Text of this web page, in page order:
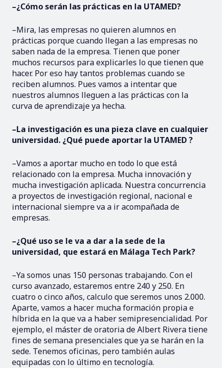
–¿Cómo serán las prácticas en la UTAMED?
–Mira, las empresas no quieren alumnos en
prácticas porque cuando llegan a las empresas no
saben nada de la empresa. Tienen que poner
muchos recursos para explicarles lo que tienen que
hacer. Por eso hay tantos problemas cuando se
reciben alumnos. Pues vamos a intentar que
nuestros alumnos lleguen a las prácticas con la
curva de aprendizaje ya hecha.
–La investigación es una pieza clave en cualquier
universidad. ¿Qué puede aportar la UTAMED ?
–Vamos a aportar mucho en todo lo que está
relacionado con la empresa. Mucha innovación y
mucha investigación aplicada. Nuestra concurrencia
a proyectos de investigación regional, nacional e
internacional siempre va a ir acompañada de
empresas.
–¿Qué uso se le va a dar a la sede de la
universidad, que estará en Málaga Tech Park?
–Ya somos unas 150 personas trabajando. Con el
curso avanzado, estaremos entre 240 y 250. En
cuatro o cinco años, calculo que seremos unos 2.000.
Aparte, vamos a hacer mucha formación propia e
híbrida en la que va a haber semipresencialidad. Por
ejemplo, el máster de oratoria de Albert Rivera tiene
fines de semana presenciales que ya se harán en la
sede. Tenemos oficinas, pero también aulas
equipadas con lo último en tecnología.